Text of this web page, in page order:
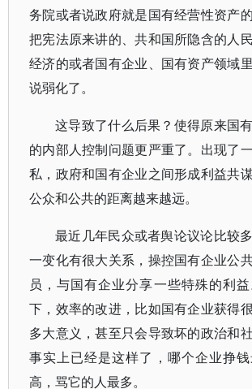
务院或者说政府就是国有经营性资产
把宪法原来讲的、共和国所隐含的人
经济的或者国有企业、国有资产领域
说弱化了。
这导致了什么后果？使得原来国
的内部人控制问题更严重了。出现了
私，政府和国有企业之间形成利益共
公众和公共的距离越来越远。
最近几年民众或者舆论议论比较
一变化有很大关系，操控国有企业公
员，与国有企业分享一些特殊的利
下，效率的改进，比如国有企业获得
多大意义，甚至只会导致坏的政治和
事实上已经是这样了，哪个企业挣
高，骂它的人最多。